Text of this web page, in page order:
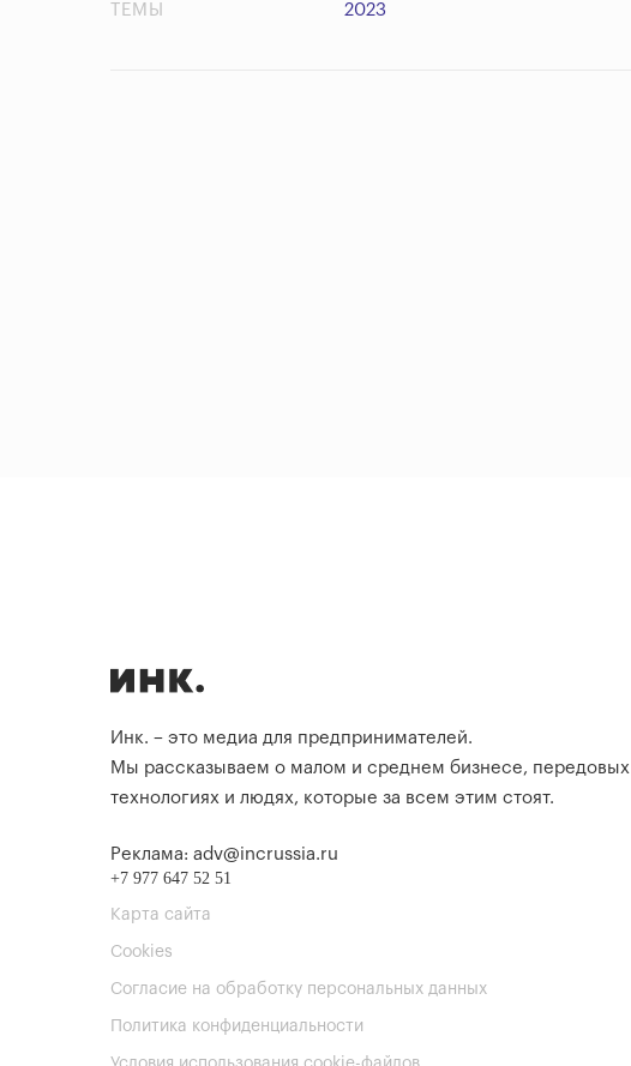
ТЕМЫ 2023
Инк. – это медиа для предпринимателей.
Мы рассказываем о малом и среднем бизнесе, передовых
технологиях и людях, которые за всем этим стоят.
Реклама: adv@incrussia.ru
+7 977 647 52 51
Карта сайта
Cookies
Согласие на обработку персональных данных
Политика конфиденциальности